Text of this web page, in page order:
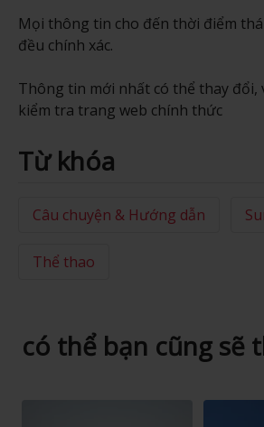
Mọi thông tin cho đến thời điểm
đều chính xác.
Thông tin mới nhất có thể thay đổi,
kiểm tra trang web chính thức
Từ khóa
Câu chuyện & Hướng dẫn
Thể thao
có thể bạn cũng sẽ